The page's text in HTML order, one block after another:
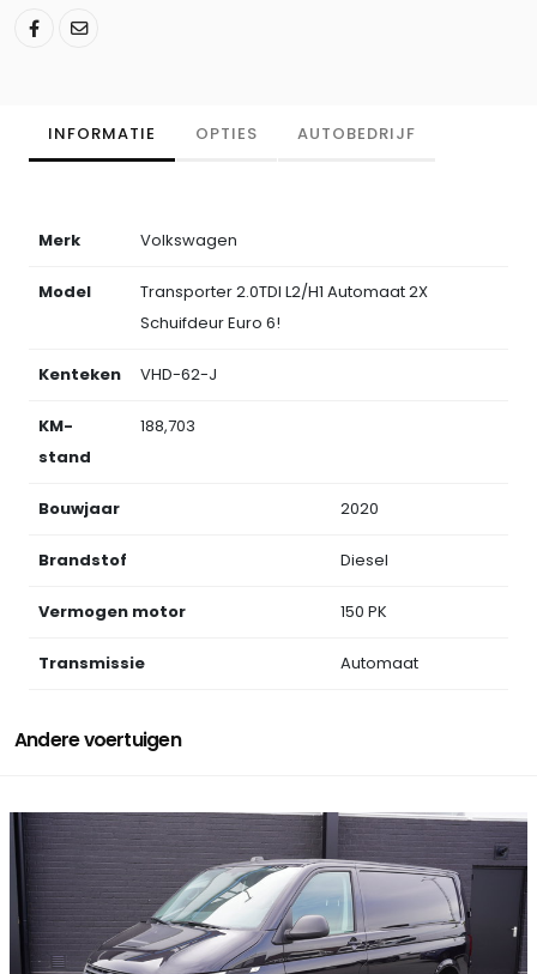
INFORMATIE OPTIES AUTOBEDRIJF
Merk Volkswagen
Model
Transporter 2.0TDI L2/H1 Automaat 2X
Schuifdeur Euro 6!
Kenteken VHD-62-J
KM-
stand
188,703
Bouwjaar 2020
Brandstof Diesel
Vermogen motor 150 PK
Transmissie Automaat
Andere voertuigen